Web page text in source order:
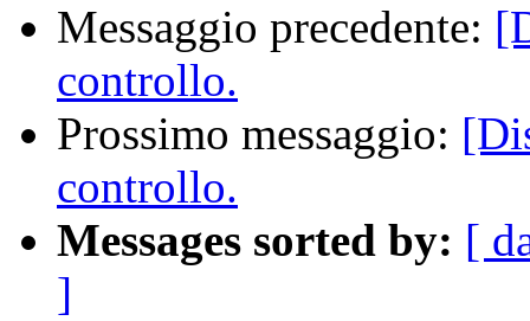
Messaggio precedente:
controllo.
Prossimo messaggio:
controllo.
Messages sorted by: [
]